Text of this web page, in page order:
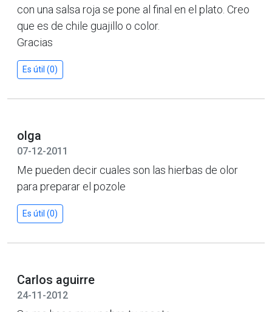
con una salsa roja se pone al final en el plato. Creo
que es de chile guajillo o color.
Gracias
Es útil (0)
olga
07-12-2011
Me pueden decir cuales son las hierbas de olor
para preparar el pozole
Es útil (0)
Carlos aguirre
24-11-2012